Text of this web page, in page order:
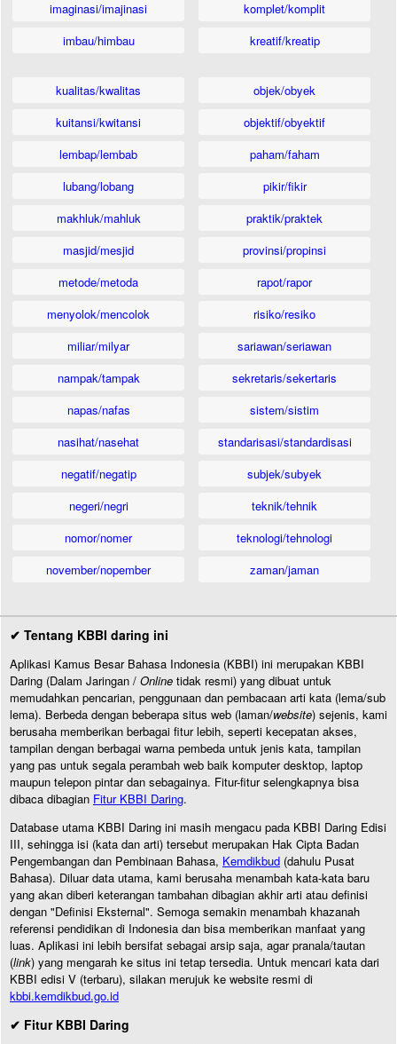
imaginasi/imajinasi
imbau/himbau
komplet/komplit
kreatif/kreatip
kualitas/kwalitas
kuitansi/kwitansi
lembap/lembab
lubang/lobang
makhluk/mahluk
masjid/mesjid
metode/metoda
menyolok/mencolok
miliar/milyar
nampak/tampak
napas/nafas
nasihat/nasehat
negatif/negatip
negeri/negri
nomor/nomer
november/nopember
objek/obyek
objektif/obyektif
paham/faham
pikir/fikir
praktik/praktek
provinsi/propinsi
rapot/rapor
risiko/resiko
sariawan/seriawan
sekretaris/sekertaris
sistem/sistim
standarisasi/standardisasi
subjek/subyek
teknik/tehnik
teknologi/tehnologi
zaman/jaman
✔ Tentang KBBI daring ini
Aplikasi Kamus Besar Bahasa Indonesia (KBBI) ini merupakan KBBI
Daring (Dalam Jaringan / Online tidak resmi) yang dibuat untuk
memudahkan pencarian, penggunaan dan pembacaan arti kata (lema/sub
lema). Berbeda dengan beberapa situs web (laman/website) sejenis, kami
berusaha memberikan berbagai fitur lebih, seperti kecepatan akses,
tampilan dengan berbagai warna pembeda untuk jenis kata, tampilan
yang pas untuk segala perambah web baik komputer desktop, laptop
maupun telepon pintar dan sebagainya. Fitur-fitur selengkapnya bisa
dibaca dibagian Fitur KBBI Daring.
Database utama KBBI Daring ini masih mengacu pada KBBI Daring Edisi
III, sehingga isi (kata dan arti) tersebut merupakan Hak Cipta Badan
Pengembangan dan Pembinaan Bahasa, Kemdikbud (dahulu Pusat
Bahasa). Diluar data utama, kami berusaha menambah kata-kata baru
yang akan diberi keterangan tambahan dibagian akhir arti atau definisi
dengan "Definisi Eksternal". Semoga semakin menambah khazanah
referensi pendidikan di Indonesia dan bisa memberikan manfaat yang
luas. Aplikasi ini lebih bersifat sebagai arsip saja, agar pranala/tautan
(link) yang mengarah ke situs ini tetap tersedia. Untuk mencari kata dari
KBBI edisi V (terbaru), silakan merujuk ke website resmi di
kbbi.kemdikbud.go.id
✔ Fitur KBBI Daring